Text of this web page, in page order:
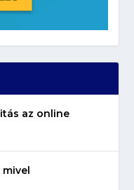
az online
mivel